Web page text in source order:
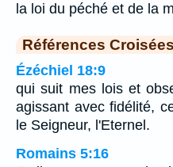
la loi du péché et de la
Références Croisées
Ézéchiel 18:9
qui suit mes lois et
agissant avec fidélité,
le Seigneur, l'Eternel.
Romains 5:16